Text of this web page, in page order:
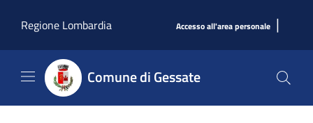
Regione Lombardia
Accesso all'area personale |
Comune di Gessate